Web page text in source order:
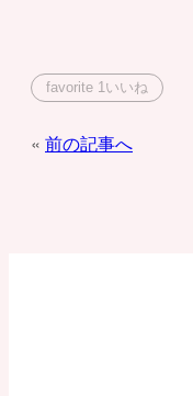
favorite 1いいね
投前の記事へ